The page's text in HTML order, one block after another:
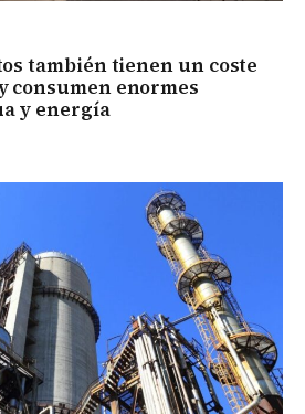
también tienen un coste
consumen enormes
y energía